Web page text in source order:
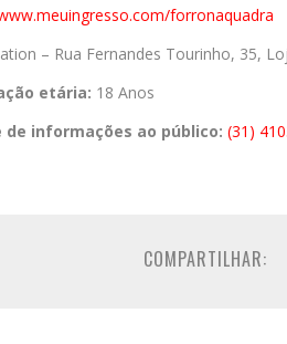
forronaquadra
– Rua Fernandes Tourinho, 35,
etária: 18 Anos
de informações ao público: (31)
COMPARTILHAR: